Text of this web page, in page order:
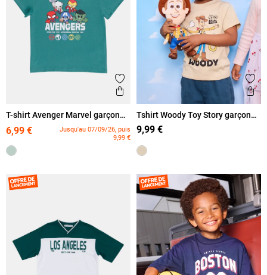
Ajouter aux favoris
Aperçu rapide
T-shirt Avenger Marvel garçon
(3-12A)
6,99 €
Jusqu'au 07/09/26, puis
9,99 €
Tshirt Woody Toy Story garçon
(3-8A)
9,99 €